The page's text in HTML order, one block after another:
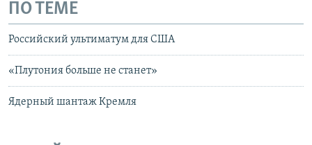
ПО ТЕМЕ
Российский ультиматум для США
«Плутония больше не станет»
Ядерный шантаж Кремля